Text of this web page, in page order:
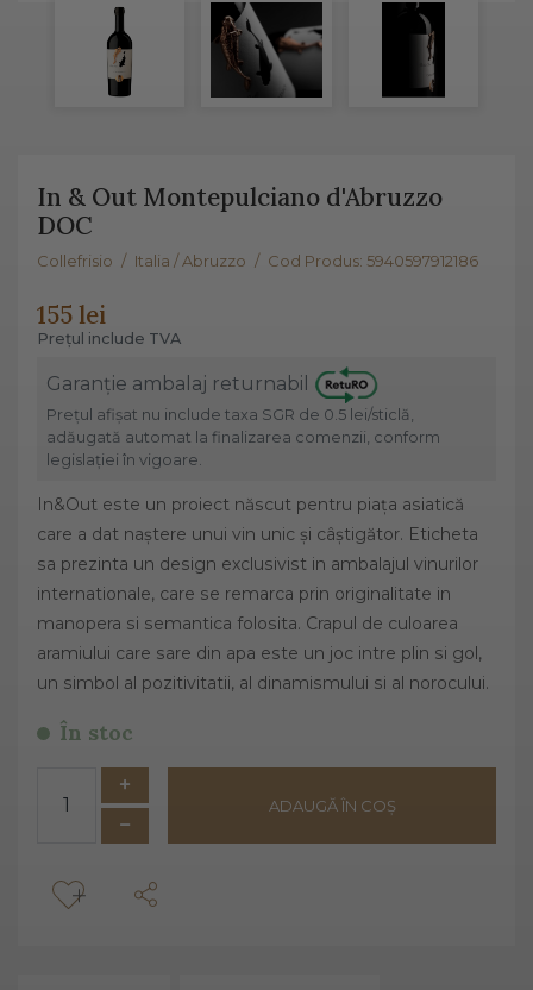
In & Out Montepulciano d'Abruzzo
DOC
Collefrisio / Italia / Abruzzo / Cod Produs: 5940597912186
155 lei
Prețul include TVA
Garanție ambalaj returnabil
Prețul afișat nu include taxa SGR de 0.5 lei/sticlă,
adăugată automat la finalizarea comenzii, conform
legislației în vigoare.
In&Out este un proiect născut pentru piața asiatică
care a dat naștere unui vin unic și câștigător. Eticheta
sa prezinta un design exclusivist in ambalajul vinurilor
internationale, care se remarca prin originalitate in
manopera si semantica folosita. Crapul de culoarea
aramiului care sare din apa este un joc intre plin si gol,
un simbol al pozitivitatii, al dinamismului si al norocului.
În stoc
ADAUGĂ ÎN COȘ